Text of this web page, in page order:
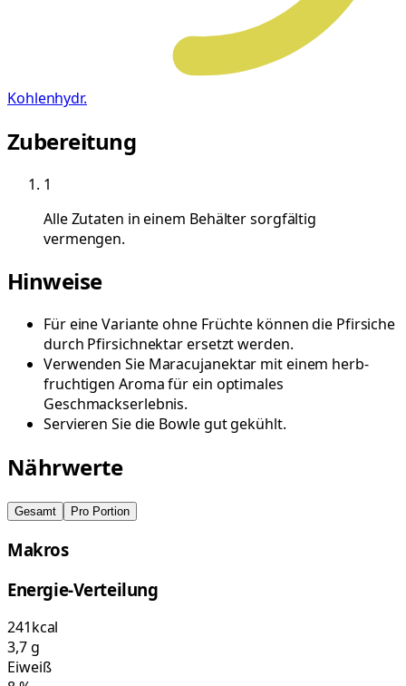
Kohlenhydr.
Zubereitung
1
Alle Zutaten in einem Behälter sorgfältig
vermengen.
Hinweise
Für eine Variante ohne Früchte können die Pfirsiche
durch Pfirsichnektar ersetzt werden.
Verwenden Sie Maracujanektar mit einem herb-
fruchtigen Aroma für ein optimales
Geschmackserlebnis.
Servieren Sie die Bowle gut gekühlt.
Nährwerte
Gesamt Pro Portion
Makros
Energie-Verteilung
241kcal
3,7g
Eiweiß